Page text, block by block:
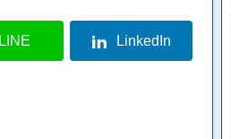
LINE LinkedIn